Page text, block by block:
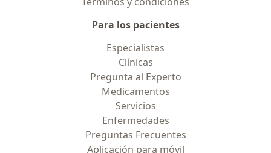
Para los pacientes
Especialistas
Clínicas
Pregunta al Experto
Medicamentos
Servicios
Enfermedades
Preguntas Frecuentes
Aplicación para móvil